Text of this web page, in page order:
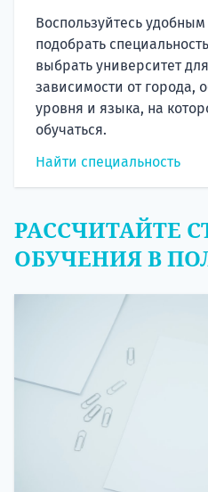
Воспользуйтесь
подобрать
выбрать университет
зависимости от города,
уровня и языка, на
обучаться.
Найти специальность
РАССЧИТАЙТЕ
ОБУЧЕНИЯ В